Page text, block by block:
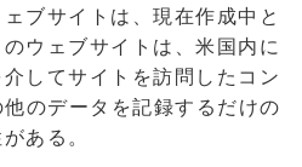
ブサイトは、現在作成中と
ウェブサイトは、米国内に
してサイトを訪問したコン
のデータを記録するだけの
ある。